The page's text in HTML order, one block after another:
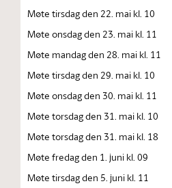
Møte tirsdag den 22. mai kl. 10
Møte onsdag den 23. mai kl. 11
Møte mandag den 28. mai kl. 11
Møte tirsdag den 29. mai kl. 10
Møte onsdag den 30. mai kl. 11
Møte torsdag den 31. mai kl. 10
Møte torsdag den 31. mai kl. 18
Møte fredag den 1. juni kl. 09
Møte tirsdag den 5. juni kl. 11